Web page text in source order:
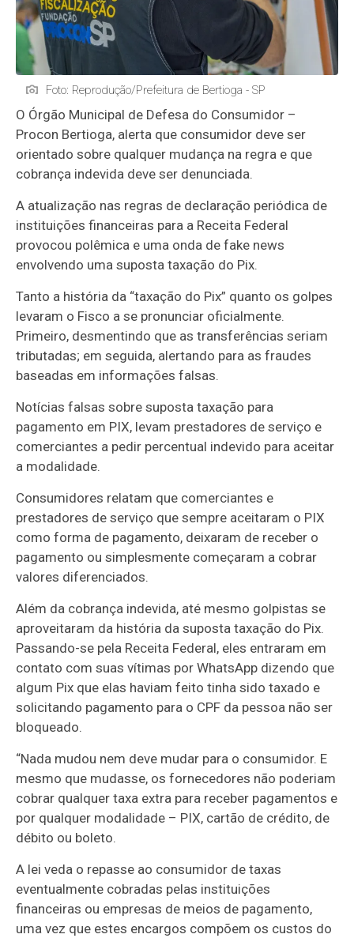
Foto: Reprodução/Prefeitura de Bertioga - SP
O Órgão Municipal de Defesa do Consumidor –
Procon Bertioga, alerta que consumidor deve ser
orientado sobre qualquer mudança na regra e que
cobrança indevida deve ser denunciada.
A atualização nas regras de declaração periódica de
instituições financeiras para a Receita Federal
provocou polêmica e uma onda de fake news
envolvendo uma suposta taxação do Pix.
Tanto a história da “taxação do Pix” quanto os golpes
levaram o Fisco a se pronunciar oficialmente.
Primeiro, desmentindo que as transferências seriam
tributadas; em seguida, alertando para as fraudes
baseadas em informações falsas.
Notícias falsas sobre suposta taxação para
pagamento em PIX, levam prestadores de serviço e
comerciantes a pedir percentual indevido para aceitar
a modalidade.
Consumidores relatam que comerciantes e
prestadores de serviço que sempre aceitaram o PIX
como forma de pagamento, deixaram de receber o
pagamento ou simplesmente começaram a cobrar
valores diferenciados.
Além da cobrança indevida, até mesmo golpistas se
aproveitaram da história da suposta taxação do Pix.
Passando-se pela Receita Federal, eles entraram em
contato com suas vítimas por WhatsApp dizendo que
algum Pix que elas haviam feito tinha sido taxado e
solicitando pagamento para o CPF da pessoa não ser
bloqueado.
“Nada mudou nem deve mudar para o consumidor. E
mesmo que mudasse, os fornecedores não poderiam
cobrar qualquer taxa extra para receber pagamentos e
por qualquer modalidade – PIX, cartão de crédito, de
débito ou boleto.
A lei veda o repasse ao consumidor de taxas
eventualmente cobradas pelas instituições
financeiras ou empresas de meios de pagamento,
uma vez que estes encargos compõem os custos do